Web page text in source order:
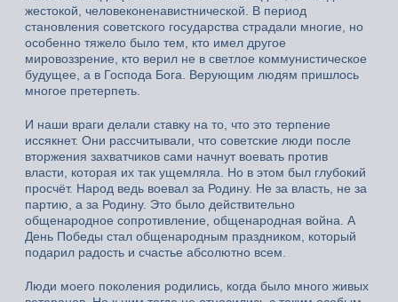
жестокой, человеконенавистнической. В период
становления советского государства страдали многие, но
особенно тяжело было тем, кто имел другое
мировоззрение, кто верил не в светлое коммунистическое
будущее, а в Господа Бога. Верующим людям пришлось
многое претерпеть.
И наши враги делали ставку на то, что это терпение
иссякнет. Они рассчитывали, что советские люди после
вторжения захватчиков сами начнут воевать против
власти, которая их так ущемляла. Но в этом был глубокий
просчёт. Народ ведь воевал за Родину. Не за власть, не за
партию, а за Родину. Это было действительно
общенародное сопротивление, общенародная война. А
День Победы стал общенародным праздником, который
подарил радость и счастье абсолютно всем.
Люди моего поколения родились, когда было много живых